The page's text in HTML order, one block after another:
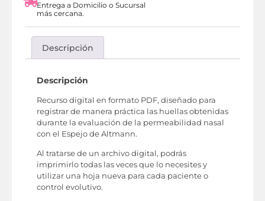
Entrega a Domicilio o Sucursal
más cercana.
Descripción
Descripción
Recurso digital en formato PDF, diseñado para
registrar de manera práctica las huellas obtenidas
durante la evaluación de la permeabilidad nasal
con el Espejo de Altmann.
Al tratarse de un archivo digital, podrás
imprimirlo todas las veces que lo necesites y
utilizar una hoja nueva para cada paciente o
control evolutivo.